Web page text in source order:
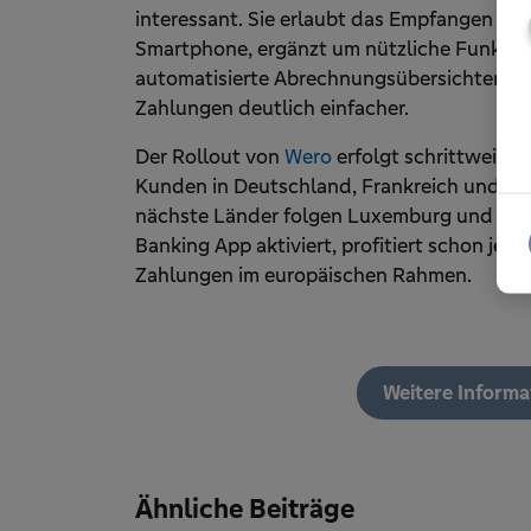
interessant. Sie erlaubt das Empfangen
Smartphone, ergänzt um nützliche
automatisierte Abrechnungsübersichten.
Zahlungen deutlich einfacher.
Der Rollout von Weroerfolgt schrittweise.
Kunden in Deutschland, Frankreich und
nächste Länder folgen Luxemburg und die
Banking App aktiviert, profitiert schon
Zahlungen im europäischen Rahmen.
Weitere
Ähnliche Beiträge